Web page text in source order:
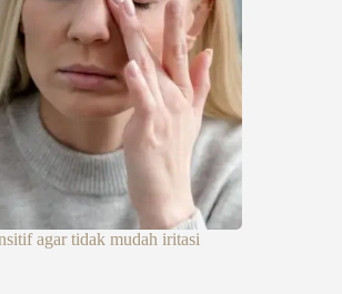
agar tidak mudah iritasi